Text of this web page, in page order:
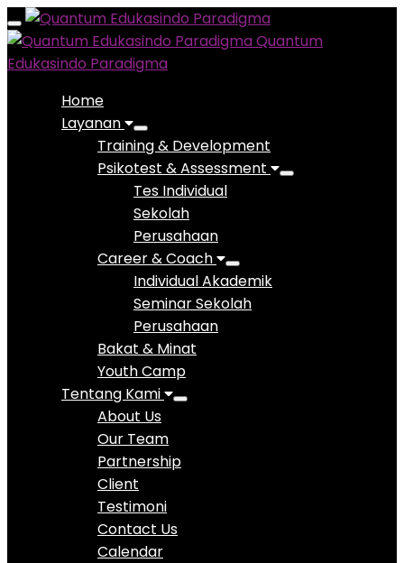
Toggle
navigation
Quantum
Edukasindo Paradigma
Home
Layanan
Training & Development
Psikotest & Assessment
Tes Individual
Sekolah
Perusahaan
Career & Coach
Individual Akademik
Seminar Sekolah
Perusahaan
Bakat & Minat
Youth Camp
Tentang Kami
About Us
Our Team
Partnership
Client
Testimoni
Contact Us
Calendar